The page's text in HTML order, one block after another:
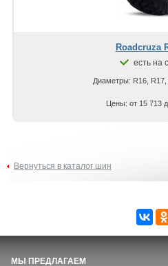
Roadcruza
есть на
Диаметры: R16, R17,
Цены: от 15 713
Вернуться в каталог шин
МЫ ПРЕДЛАГАЕМ